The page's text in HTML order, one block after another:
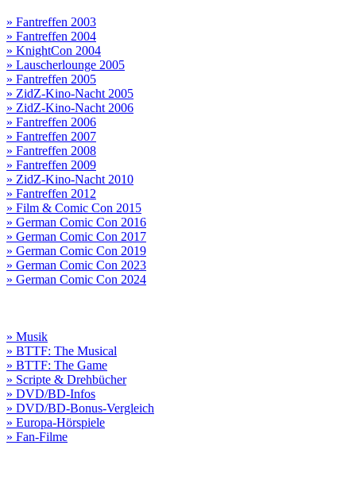
» Fantreffen 2003
» Fantreffen 2004
» KnightCon 2004
» Lauscherlounge 2005
» Fantreffen 2005
» ZidZ-Kino-Nacht 2005
» ZidZ-Kino-Nacht 2006
» Fantreffen 2006
» Fantreffen 2007
» Fantreffen 2008
» Fantreffen 2009
» ZidZ-Kino-Nacht 2010
» Fantreffen 2012
» Film & Comic Con 2015
» German Comic Con 2016
» German Comic Con 2017
» German Comic Con 2019
» German Comic Con 2023
» German Comic Con 2024
» Musik
» BTTF: The Musical
» BTTF: The Game
» Scripte & Drehbücher
» DVD/BD-Infos
» DVD/BD-Bonus-Vergleich
» Europa-Hörspiele
» Fan-Filme